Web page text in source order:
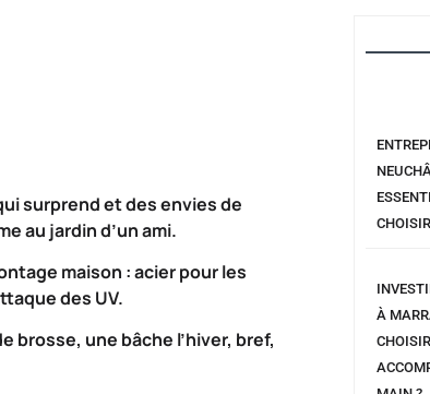
surprend et des envies de
au jardin d’un ami.
maison : acier pour les
des UV.
brosse, une bâche l’hiver, bref,
CHOISIR
À